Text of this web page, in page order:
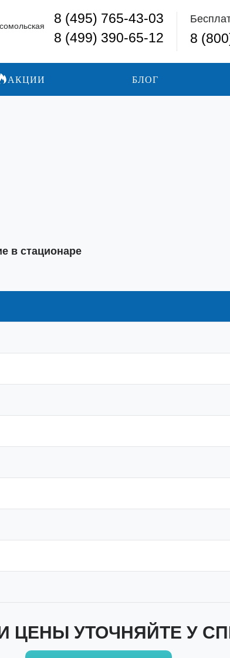
8 (495) 765-43-03
8 (499) 390-65-12
8
АКЦИИ БЛОГ
в стационаре
ЦЕНЫ УТОЧНЯЙТЕ У